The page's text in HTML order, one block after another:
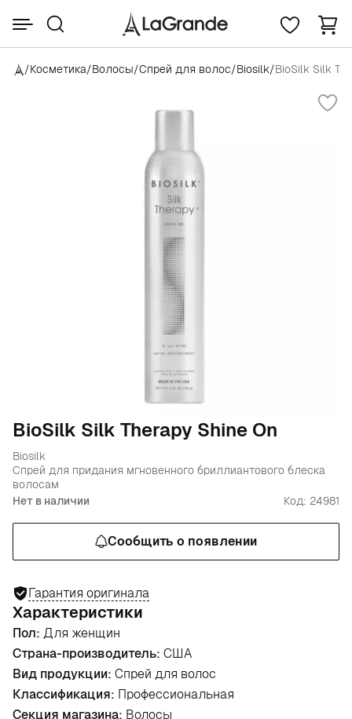
/Косметика/Волосы/Спрей для волос/Biosilk/BioSilk Silk
BioSilk Silk Therapy Shine On
Biosilk
Спрей для придания мгновенного бриллиантового блеска
волосам
Нет в наличии
Код: 24981
Сообщить о появлении
Гарантия оригинала
Характеристики
Пол: Для женщин
Страна-производитель: США
Вид продукции: Спрей для волос
Классификация: Профессиональная
Секция магазина: Волосы